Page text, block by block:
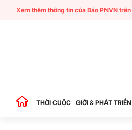
Xem thêm thông tin của Báo PNVN trên
THỜI CUỘC GIỚI & PHÁT TRIỂN